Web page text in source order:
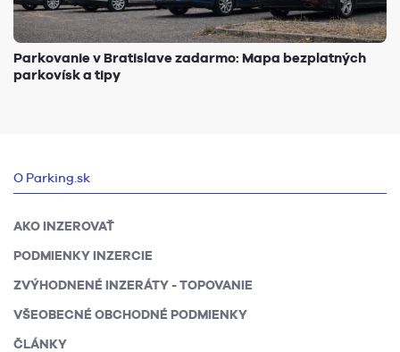
Parkovanie v Bratislave zadarmo: Mapa bezplatných
parkovísk a tipy
O Parking.sk
AKO INZEROVAŤ
PODMIENKY INZERCIE
ZVÝHODNENÉ INZERÁTY - TOPOVANIE
VŠEOBECNÉ OBCHODNÉ PODMIENKY
ČLÁNKY